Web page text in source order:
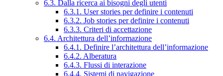
6.3. Dalla ricerca ai bisogni degli utenti
6.3.1. User stories per definire i contenuti
6.3.2. Job stories per definire i contenuti
6.3.3. Criteri di accettazione
6.4. Architettura dell’informazione
6.4.1. Definire l’architettura dell’informazione
6.4.2. Alberatura
6.4.3. Flussi di interazione
6.4.4. Sistemi di navigazione